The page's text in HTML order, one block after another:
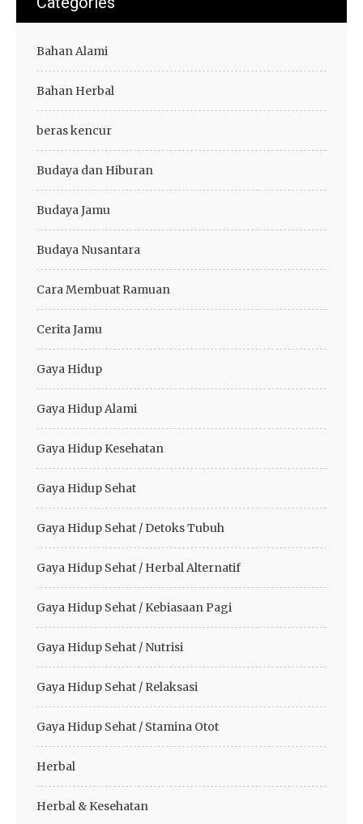
Bahan Alami
Bahan Herbal
beras kencur
Budaya dan Hiburan
Budaya Jamu
Budaya Nusantara
Cara Membuat Ramuan
Cerita Jamu
Gaya Hidup
Gaya Hidup Alami
Gaya Hidup Kesehatan
Gaya Hidup Sehat
Gaya Hidup Sehat / Detoks Tubuh
Gaya Hidup Sehat / Herbal Alternatif
Gaya Hidup Sehat / Kebiasaan Pagi
Gaya Hidup Sehat / Nutrisi
Gaya Hidup Sehat / Relaksasi
Gaya Hidup Sehat / Stamina Otot
Herbal
Herbal & Kesehatan